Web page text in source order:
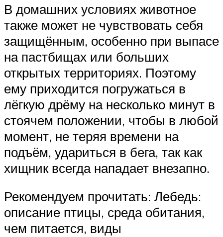
В домашних условиях животное
также может не чувствовать себя
защищённым, особенно при выпасе
на пастбищах или больших
открытых территориях. Поэтому
ему приходится погружаться в
лёгкую дрёму на несколько минут в
стоячем положении, чтобы в любой
момент, не теряя времени на
подъём, удариться в бега, так как
хищник всегда нападает внезапно.
Рекомендуем прочитать: Лебедь:
описание птицы, среда обитания,
чем питается, виды